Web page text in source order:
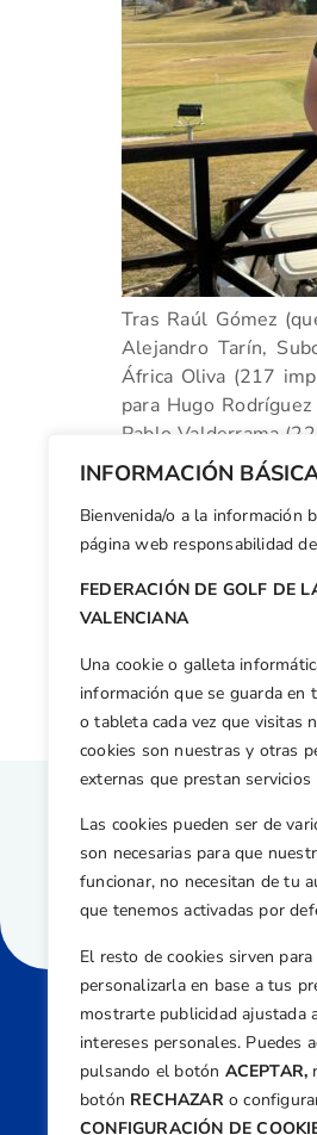
INFORMACIÓN
Bienvenida/o a la información
página web responsabilidad
FEDERACIÓN DE GOLF DE
VALENCIANA
Una cookie o galleta
información que se guarda en
o tableta cada vez que visitas
cookies son nuestras y otras
externas que prestan
Las cookies pueden ser de
son necesarias para que
funcionar, no necesitan de tu
que tenemos activadas por
El resto de cookies sirven
personalizarla en base a tus
mostrarte publicidad ajustada
intereses personales. Puedes
pulsando el botón ACEPTAR,
botón RECHAZARo
CONFIGURACIÓN DE
Tras Raúl Gómez
Alejandro Tarín,
África Oliva (217
para Hugo
Pablo Valderrama
Ruiz (223 golpes)
X